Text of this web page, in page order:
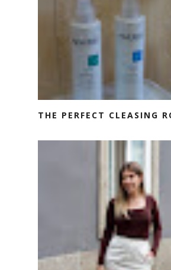
THE PERFECT CLEASING